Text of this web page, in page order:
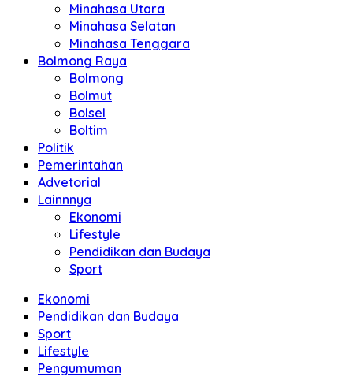
Minahasa Utara
Minahasa Selatan
Minahasa Tenggara
Bolmong Raya
Bolmong
Bolmut
Bolsel
Boltim
Politik
Pemerintahan
Advetorial
Lainnnya
Ekonomi
Lifestyle
Pendidikan dan Budaya
Sport
Ekonomi
Pendidikan dan Budaya
Sport
Lifestyle
Pengumuman